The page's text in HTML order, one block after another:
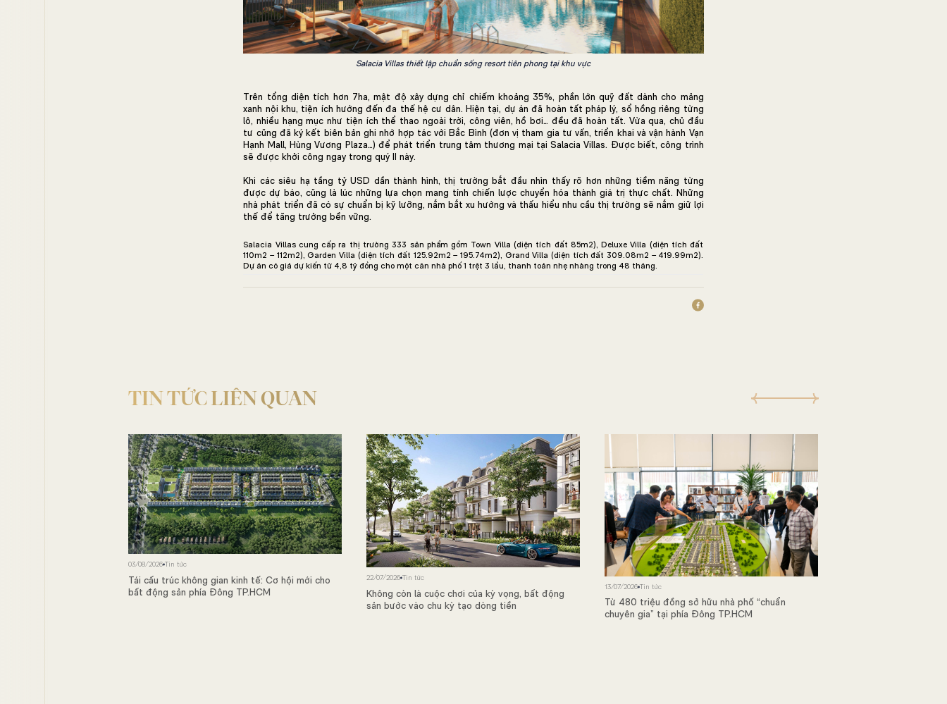
Salacia Villas thiết lập chuẩn sống resort tiên phong tại khu vực
Trên tổng diện tích hơn 7ha, mật độ xây dựng chỉ chiếm khoảng 35%, phần lớn quỹ đất dành cho mảng
xanh nội khu, tiện ích hướng đến đa thế hệ cư dân. Hiện tại, dự án đã hoàn tất pháp lý, sổ hồng riêng từng
lô, nhiều hạng mục như tiện ích thể thao ngoài trời, công viên, hồ bơi… đều đã hoàn tất. Vừa qua, chủ đầu
tư cũng đã ký kết biên bản ghi nhớ hợp tác với Bắc Bình (đơn vị tham gia tư vấn, triển khai và vận hành Vạn
Hạnh Mall, Hùng Vương Plaza…) để phát triển trung tâm thương mại tại Salacia Villas. Được biết, công trình
sẽ được khởi công ngay trong quý II này.
Khi các siêu hạ tầng tỷ USD dần thành hình, thị trường bắt đầu nhìn thấy rõ hơn những tiềm năng từng
được dự báo, cũng là lúc những lựa chọn mang tính chiến lược chuyển hóa thành giá trị thực chất. Những
nhà phát triển đã có sự chuẩn bị kỹ lưỡng, nắm bắt xu hướng và thấu hiểu nhu cầu thị trường sẽ nắm giữ lợi
thế để tăng trưởng bền vững.
Salacia Villas cung cấp ra thị trường 333 sản phẩm gồm Town Villa (diện tích đất 85m2), Deluxe Villa (diện tích đất
110m2 – 112m2), Garden Villa (diện tích đất 125.92m2 – 195.74m2), Grand Villa (diện tích đất 309.08m2 – 419.99m2).
Dự án có giá dự kiến từ 4,8 tỷ đồng cho một căn nhà phố 1 trệt 3 lầu, thanh toán nhẹ nhàng trong 48 tháng.
TIN TỨC LIÊN QUAN
03/08/2026 Tin tức
Tái cấu trúc không gian kinh tế: Cơ hội mới cho
bất động sản phía Đông TP.HCM
22/07/2026 Tin tức
Không còn là cuộc chơi của kỳ vọng, bất động
sản bước vào chu kỳ tạo dòng tiền
13/07/2026 Tin tức
Từ 480 triệu đồng sở hữu nhà phố “chuẩn
chuyên gia” tại phía Đông TP.HCM